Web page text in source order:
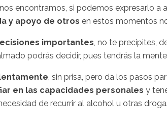
encontramos, si podemos expresarlo a
y apoyo de otros en estos momentos
importantes , no te precipites,
podrás decidir, pues tendrás la
, sin prisa, pero da los pasos
en las capacidades personales y
de recurrir al alcohol u otras